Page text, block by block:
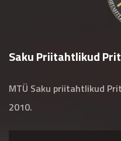
Saku Priitahtlikud
MTÜ Saku priitahtlikud
2010.